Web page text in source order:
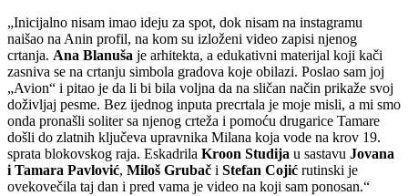
„Inicijalno nisam imao ideju za spot, dok nisam na instagramu
naišao na Anin profil, na kom su izloženi video zapisi njenog
crtanja. Ana Blanuša je arhitekta, a edukativni materijal koji kači
zasniva se na crtanju simbola gradova koje obilazi. Poslao sam joj
„Avion“ i pitao je da li bi bila voljna da na sličan način prikaže svoj
doživljaj pesme. Bez ijednog inputa precrtala je moje misli, a mi smo
onda pronašli soliter sa njenog crteža i pomoću drugarice Tamare
došli do zlatnih ključeva upravnika Milana koja vode na krov 19.
sprata blokovskog raja. Eskadrila Kroon Studija u sastavu Jovana
i Tamara Pavlović, Miloš Grubač i Stefan Cojić rutinski je
ovekovečila taj dan i pred vama je video na koji sam ponosan.“